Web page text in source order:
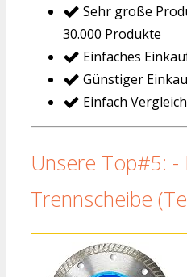
Sehr große
30.000 Produkte
Einfaches
Günstiger
Einfach
Unsere Top#5: -
Trennscheibe